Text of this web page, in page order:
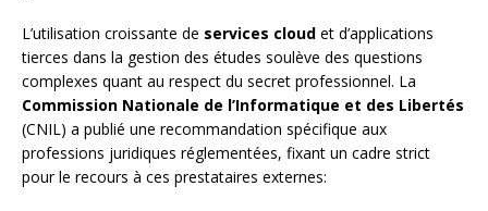
L’utilisation croissante de services cloud et d’applications
tierces dans la gestion des études soulève des questions
complexes quant au respect du secret professionnel. La
Commission Nationale de l’Informatique et des Libertés
(CNIL) a publié une recommandation spécifique aux
professions juridiques réglementées, fixant un cadre strict
pour le recours à ces prestataires externes: